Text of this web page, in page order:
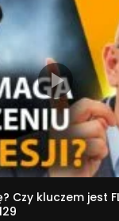
kluczem jest